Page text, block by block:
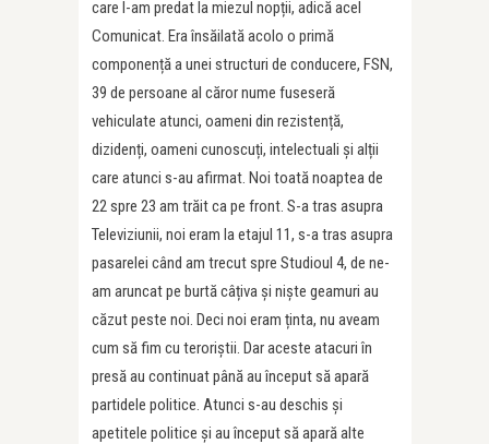
care l-am predat la miezul nopții, adică acel
Comunicat. Era însăilată acolo o primă
componență a unei structuri de conducere, FSN,
39 de persoane al căror nume fuseseră
vehiculate atunci, oameni din rezistență,
dizidenți, oameni cunoscuți, intelectuali și alții
care atunci s-au afirmat. Noi toată noaptea de
22 spre 23 am trăit ca pe front. S-a tras asupra
Televiziunii, noi eram la etajul 11, s-a tras asupra
pasarelei când am trecut spre Studioul 4, de ne-
am aruncat pe burtă câțiva și niște geamuri au
căzut peste noi. Deci noi eram ținta, nu aveam
cum să fim cu teroriștii. Dar aceste atacuri în
presă au continuat până au început să apară
partidele politice. Atunci s-au deschis și
apetitele politice și au început să apară alte